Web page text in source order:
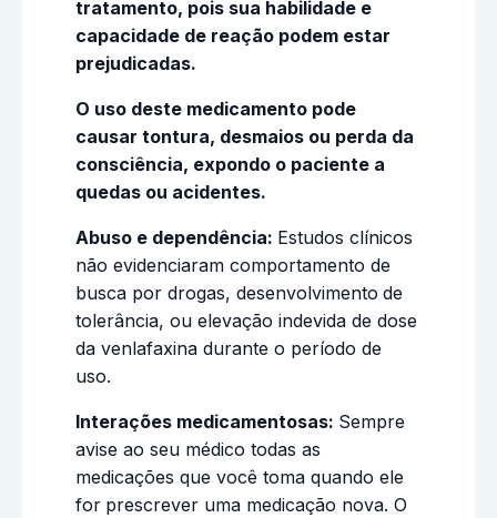
tratamento, pois sua habilidade e
capacidade de reação podem estar
prejudicadas.
O uso deste medicamento pode
causar tontura, desmaios ou perda da
consciência, expondo o paciente a
quedas ou acidentes.
Abuso e dependência: Estudos clínicos
não evidenciaram comportamento de
busca por drogas, desenvolvimento de
tolerância, ou elevação indevida de dose
da venlafaxina durante o período de
uso.
Interações medicamentosas: Sempre
avise ao seu médico todas as
medicações que você toma quando ele
for prescrever uma medicação nova. O